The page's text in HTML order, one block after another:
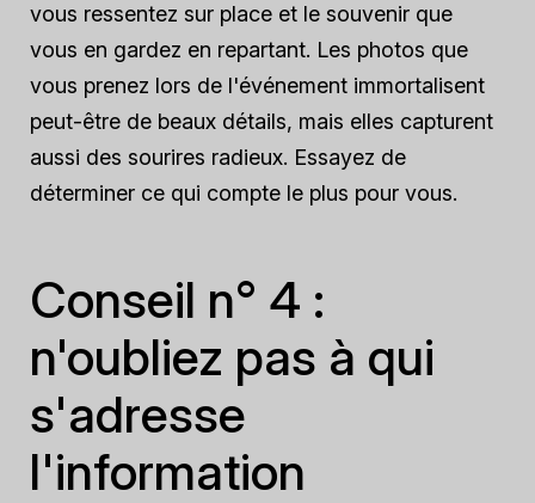
vous ressentez sur place et le souvenir que
vous en gardez en repartant. Les photos que
vous prenez lors de l'événement immortalisent
peut-être de beaux détails, mais elles capturent
aussi des sourires radieux. Essayez de
déterminer ce qui compte le plus pour vous.
Conseil n° 4 :
n'oubliez pas à qui
s'adresse
l'information